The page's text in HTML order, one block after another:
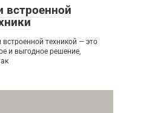
встроенной
встроенной техникой — это
и выгодное решение,